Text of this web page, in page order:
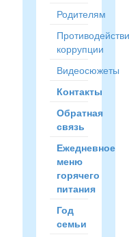
Родителям
коррупции
Видеосюжеты
Контакты
Обратная
связь
Ежедневное
меню
горячего
питания
Год
семьи